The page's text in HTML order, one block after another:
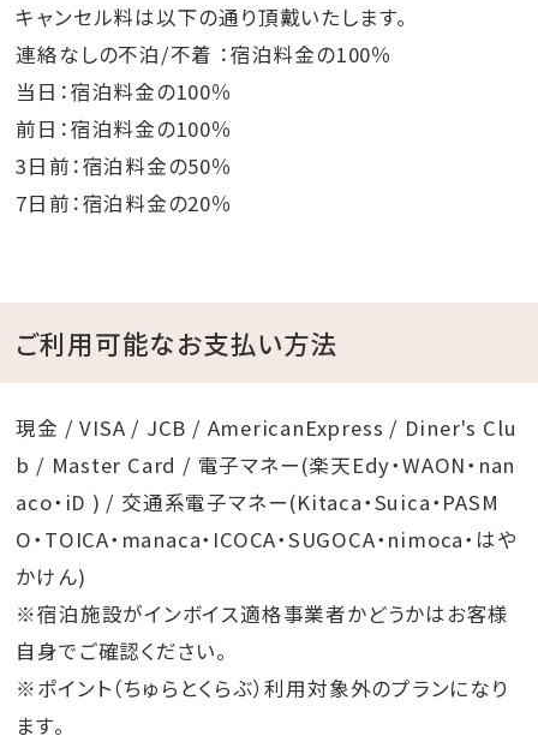
キャンセル料は以下の通り頂戴いたします。
連絡なしの不泊/不着 ：宿泊料金の100％
当日：宿泊料金の100％
前日：宿泊料金の100％
3日前：宿泊料金の50％
7日前：宿泊料金の20％
ご利用可能なお支払い方法
現金 / VISA / JCB / AmericanExpress / Diner's Clu
b / Master Card / 電子マネー(楽天Edy・WAON・nan
aco・iD ) / 交通系電子マネー(Kitaca・Suica・PASM
O・TOICA・manaca・ICOCA・SUGOCA・nimoca・はや
かけん)
※宿泊施設がインボイス適格事業者かどうかはお客様
自身でご確認ください。
※ポイント（ちゅらとくらぶ）利用対象外のプランになり
ます。